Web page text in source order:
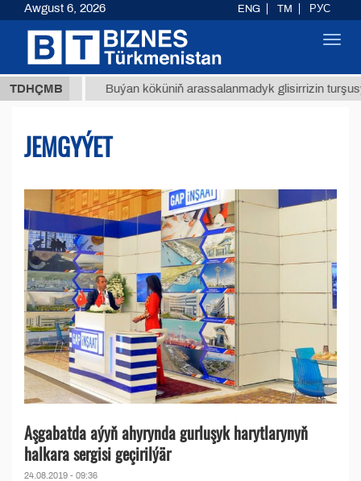
TDHÇMBBuýan köküniň arassalanmadyk glisirrizin turşusy (t.)
JEMGYÝET
Aşgabatda aýyň ahyrynda gurluşyk harytlarynyň
halkara sergisi geçirilýär
24.08.2019 - 09:36
Awgust 6, 2026 ENG TM РУС